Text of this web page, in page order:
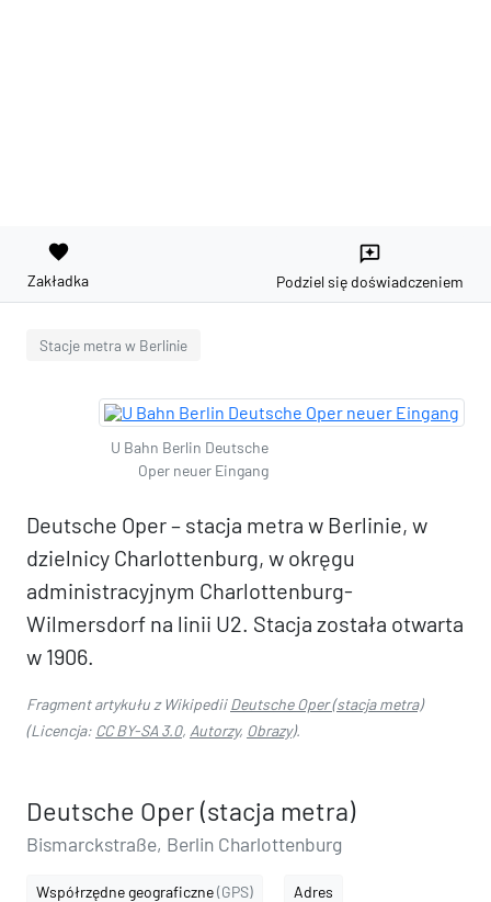
favorite
Zakładka
reviews
Podziel się doświadczeniem
Stacje metra w Berlinie
U Bahn Berlin Deutsche
Oper neuer Eingang
Deutsche Oper – stacja metra w Berlinie, w
dzielnicy Charlottenburg, w okręgu
administracyjnym Charlottenburg-
Wilmersdorf na linii U2. Stacja została otwarta
w 1906.
Fragment artykułu z WikipediiDeutsche Oper (stacja metra)
(Licencja: CC BY-SA 3.0, Autorzy, Obrazy).
Deutsche Oper (stacja metra)
Bismarckstraße, Berlin Charlottenburg
Współrzędne geograficzne(GPS) Adres